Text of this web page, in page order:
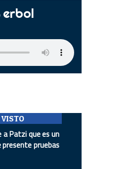
erbol
a Patzi que es un
presente pruebas